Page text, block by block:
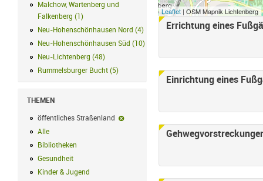
Malchow, Wartenberg und
Falkenberg (1 ) Malchow, Wartenberg und Falkenberg Filter anwenden
Neu-Hohenschönhausen Nord (4) Neu-Hohenschönhausen Nord Filter
Neu-Hohenschönhausen Süd (10)
Neu-Lichtenberg (48) Neu-Lichtenberg Filter anwenden
Rummelsburger Bucht (5) Rummelsburger Bucht Filter anwenden
THEMEN
öffentliches Straßenland
Alle
Bibliotheken
Gesundheit
Kinder & Jugend
Leaflet | OSM Mapnik Lichtenberg
Errichtung eines
Einrichtung eines
Seiten